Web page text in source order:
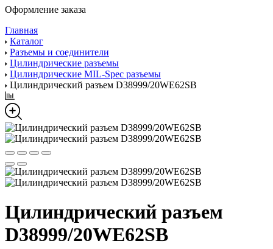
Оформление заказа
Главная
Каталог
Разъемы и соединители
Цилиндрические разъемы
Цилиндрические MIL-Spec разъемы
Цилиндрический разъем D38999/20WE62SB
Цилиндрический разъем
D38999/20WE62SB